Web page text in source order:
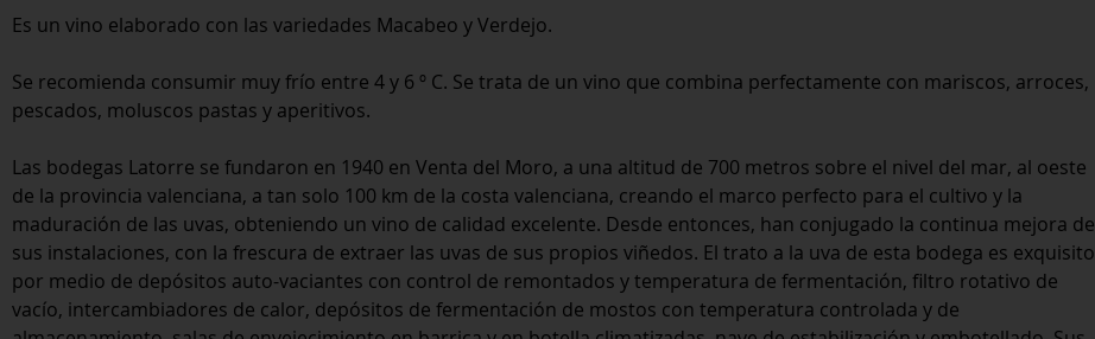
Es un vino elaborado con las variedades Macabeo y Verdejo.
Se recomienda consumir muy frío entre 4 y 6 º C. Se trata de un vino que combina perfectamente con mariscos, arroces,
pescados, moluscos pastas y aperitivos.
Las bodegas Latorre se fundaron en 1940 en Venta del Moro, a una altitud de 700 metros sobre el nivel del mar, al oeste
de la provincia valenciana, a tan solo 100 km de la costa valenciana, creando el marco perfecto para el cultivo y la
maduración de las uvas, obteniendo un vino de calidad excelente. Desde entonces, han conjugado la continua mejora de
sus instalaciones, con la frescura de extraer las uvas de sus propios viñedos. El trato a la uva de esta bodega es exquisito
por medio de depósitos auto-vaciantes con control de remontados y temperatura de fermentación, filtro rotativo de
vacío, intercambiadores de calor, depósitos de fermentación de mostos con temperatura controlada y de